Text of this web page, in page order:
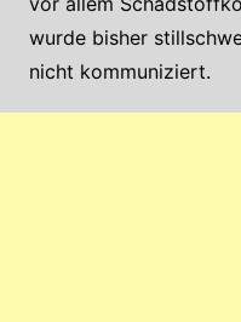
wurde bisher
nicht kommuniziert.